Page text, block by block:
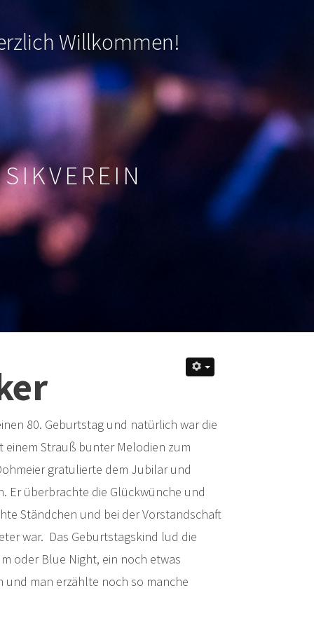
Willkommen!
80. Geburtstag und natürlich war die
Strauß bunter Melodien zum
gratulierte dem Jubilar und
Er überbrachte die Glückwünche und
Ständchen und bei der Vorstandschaft
war. Das Geburtstagskind lud die
oder Blue Night, ein noch etwas
und man erzählte noch so manche